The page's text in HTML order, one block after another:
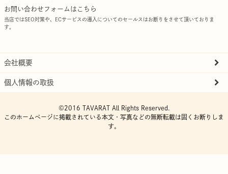
お問い合わせフォームはこちら
当店ではSEO対策や、ECサービスの導入についてのセールスはお断りをさせて頂いておりま
す。
会社概要
個人情報の取扱
©2016 TAVARAT All Rights Reserved.
このホームページに掲載されている本文・写真などの無断転載は固くお断りしま
す。